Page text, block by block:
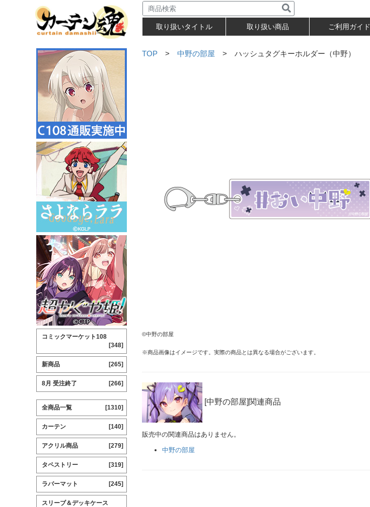
取り扱いタイトル 取り扱い商品 ご利用ガイド
TOP > 中野の部屋 > ハッシュタグキーホルダー（中野）
©中野の部屋
※商品画像はイメージです。実際の商品とは異なる場合がございます。
[中野の部屋]関連商品
販売中の関連商品はありません。
中野の部屋
コミックマーケット108
[348]
新商品 [265]
8月 受注終了 [266]
全商品一覧 [1310]
カーテン [140]
アクリル商品 [279]
タペストリー [319]
ラバーマット [245]
スリーブ＆デッキケース